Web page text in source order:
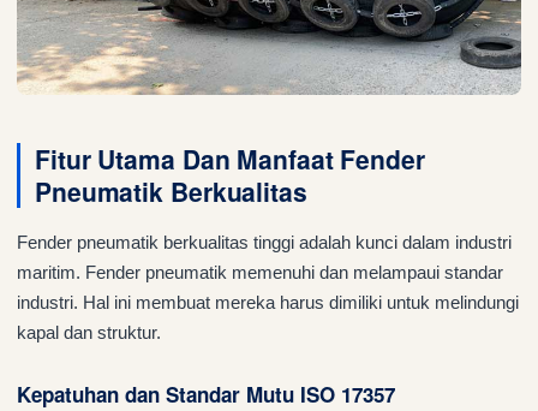
Fitur Utama Dan Manfaat Fender
Pneumatik Berkualitas
Fender pneumatik berkualitas tinggi adalah kunci dalam industri
maritim. Fender pneumatik memenuhi dan melampaui standar
industri. Hal ini membuat mereka harus dimiliki untuk melindungi
kapal dan struktur.
Kepatuhan dan Standar Mutu ISO 17357